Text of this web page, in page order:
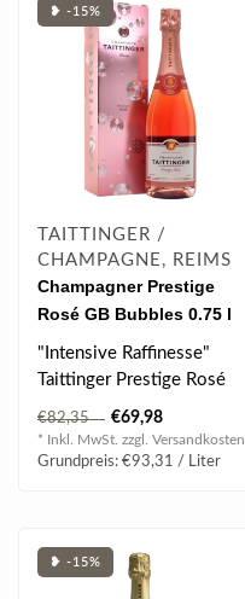
❥ -15%
TAITTINGER /
CHAMPAGNE, REIMS
Champagner Prestige
Rosé GB Bubbles 0.75 l
12.50 % vol
"Intensive Raffinesse"
Taittinger Prestige Rosé
bietet sich zu Beginn und
zum ..
€82,35 €69,98
* Inkl. MwSt. zzgl. Versandkosten
Grundpreis: €93,31 / Liter
❥ -15%